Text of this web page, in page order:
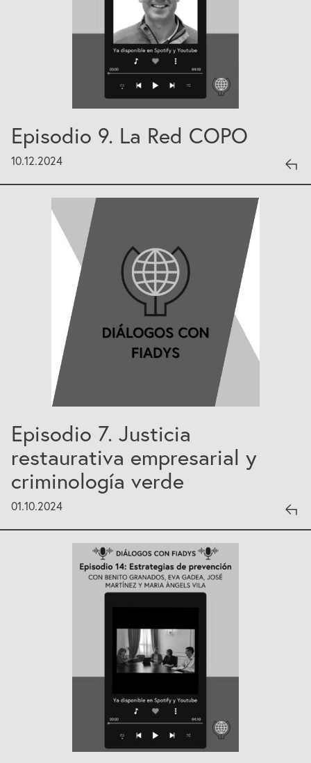
Episodio 9. La Red COPO
10.12.2024
Episodio 7. Justicia
restaurativa empresarial y
criminología verde
01.10.2024